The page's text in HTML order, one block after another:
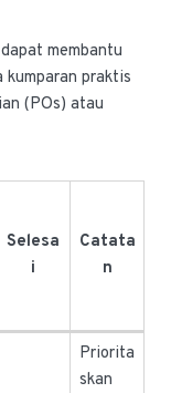
membantu
praktis
(POs) atau
Selesa
i
Catata
n
Priorita
skan